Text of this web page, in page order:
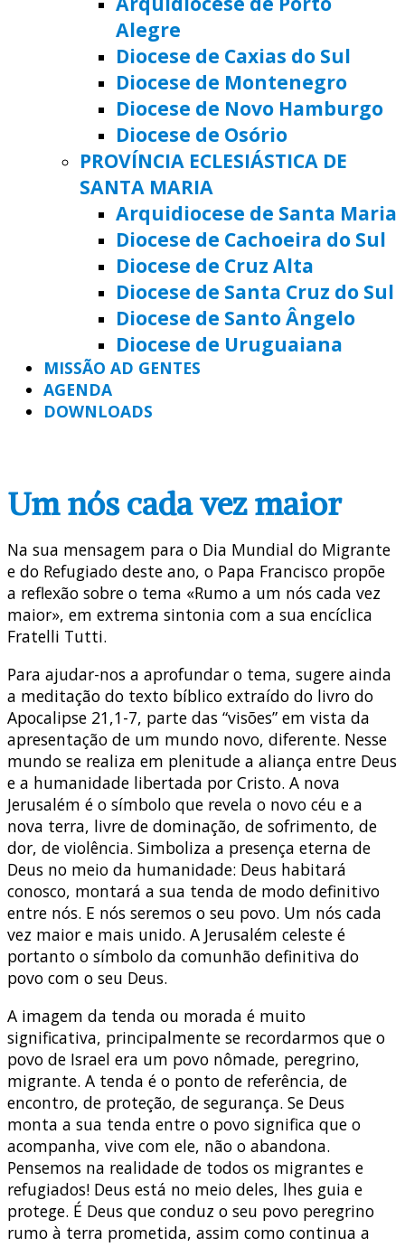
Alegre
Diocese de Caxias do Sul
Diocese de Montenegro
Diocese de Novo Hamburgo
Diocese de Osório
PROVÍNCIA ECLESIÁSTICA DE
SANTA MARIA
Arquidiocese de Santa Maria
Diocese de Cachoeira do Sul
Diocese de Cruz Alta
Diocese de Santa Cruz do Sul
Diocese de Santo Ângelo
Diocese de Uruguaiana
MISSÃO AD GENTES
AGENDA
DOWNLOADS
Um nós cada vez maior
Na sua mensagem para o Dia Mundial do Migrante
e do Refugiado deste ano, o Papa Francisco propõe
a reflexão sobre o tema «Rumo a um nós cada vez
maior», em extrema sintonia com a sua encíclica
Fratelli Tutti.
Para ajudar-nos a aprofundar o tema, sugere ainda
a meditação do texto bíblico extraído do livro do
Apocalipse 21,1-7, parte das “visões” em vista da
apresentação de um mundo novo, diferente. Nesse
mundo se realiza em plenitude a aliança entre Deus
e a humanidade libertada por Cristo. A nova
Jerusalém é o símbolo que revela o novo céu e a
nova terra, livre de dominação, de sofrimento, de
dor, de violência. Simboliza a presença eterna de
Deus no meio da humanidade: Deus habitará
conosco, montará a sua tenda de modo definitivo
entre nós. E nós seremos o seu povo. Um nós cada
vez maior e mais unido. A Jerusalém celeste é
portanto o símbolo da comunhão definitiva do
povo com o seu Deus.
A imagem da tenda ou morada é muito
significativa, principalmente se recordarmos que o
povo de Israel era um povo nômade, peregrino,
migrante. A tenda é o ponto de referência, de
encontro, de proteção, de segurança. Se Deus
monta a sua tenda entre o povo significa que o
acompanha, vive com ele, não o abandona.
Pensemos na realidade de todos os migrantes e
refugiados! Deus está no meio deles, lhes guia e
protege. É Deus que conduz o seu povo peregrino
rumo à terra prometida, assim como continua a